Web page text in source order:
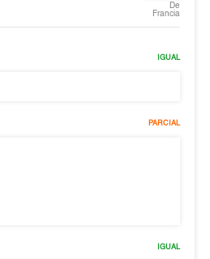
De
Francia
IGUAL
PARCIAL
IGUAL